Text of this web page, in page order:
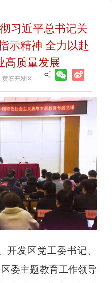
习近平总书记关
示精神 全力以赴
高质量发展
：黄石开发区
开发区党工委书记、
委主题教育工作领导